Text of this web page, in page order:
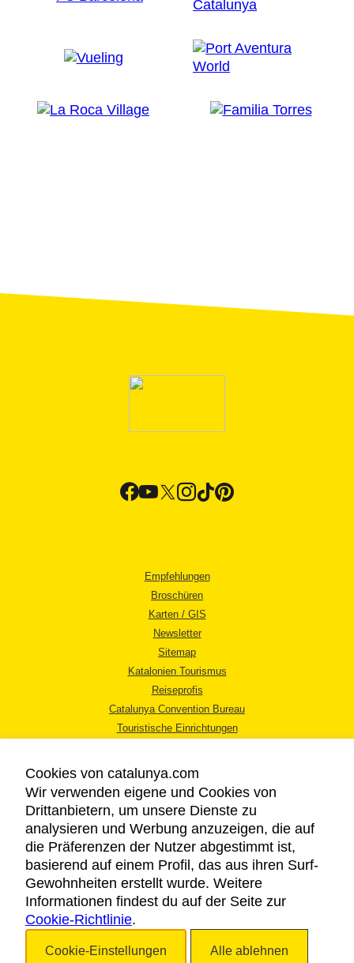
Empfehlungen
Broschüren
Karten / GIS
Newsletter
Sitemap
Katalonien Tourismus
Reiseprofis
Catalunya Convention Bureau
Touristische Einrichtungen
RECHTLICHER HINWEIS
DATENSCHUTZICHTLINIE
COOKIES
BARRIEREFREIHEIT
Cookies von catalunya.com
Wir verwenden eigene und Cookies von
Drittanbietern, um unsere Dienste zu
analysieren und Werbung anzuzeigen, die auf
die Präferenzen der Nutzer abgestimmt ist,
basierend auf einem Profil, das aus ihren Surf-
Gewohnheiten erstellt wurde. Weitere
Informationen findest du auf der Seite zur
Cookie-Richtlinie.
Cookie-Einstellungen Alle ablehnen